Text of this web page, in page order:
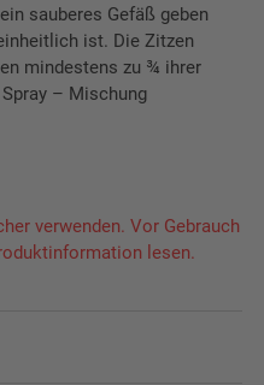
sauberes Gefäß geben
ist. Die Zitzen
mindestens zu ¾ ihrer
– Mischung
verwenden. Vor Gebrauch
lesen.